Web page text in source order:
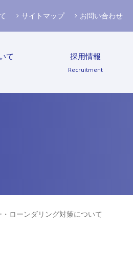
て 採用情報
Recruitment
サイトマップ お問い合わせ
・ローンダリング対策について